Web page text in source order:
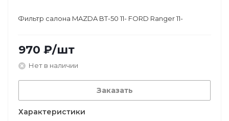
Фильтр салона MAZDA BT-50 11- FORD Ranger 11-
970 ₽/шт
Нет в наличии
Заказать
Характеристики